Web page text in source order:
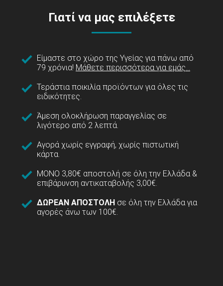
Γιατί να μας επιλέξετε
Είμαστε στο χώρο της Υγείας για πάνω από
79 χρόνια! Μάθετε περισσότερα για εμάς...
Τεράστια ποικιλία προϊόντων για όλες τις
ειδικότητες.
Άμεση ολοκλήρωση παραγγελίας σε
λιγότερο από 2 λεπτά.
Αγορά χωρίς εγγραφή, χωρίς πιστωτική
κάρτα.
ΜΟΝΟ 3,80€ αποστολή σε όλη την Ελλάδα &
επιβάρυνση αντικαταβολής 3,00€.
ΔΩΡΕΑΝ ΑΠΟΣΤΟΛΗ σε όλη την Ελλάδα για
αγορές άνω των 100€.